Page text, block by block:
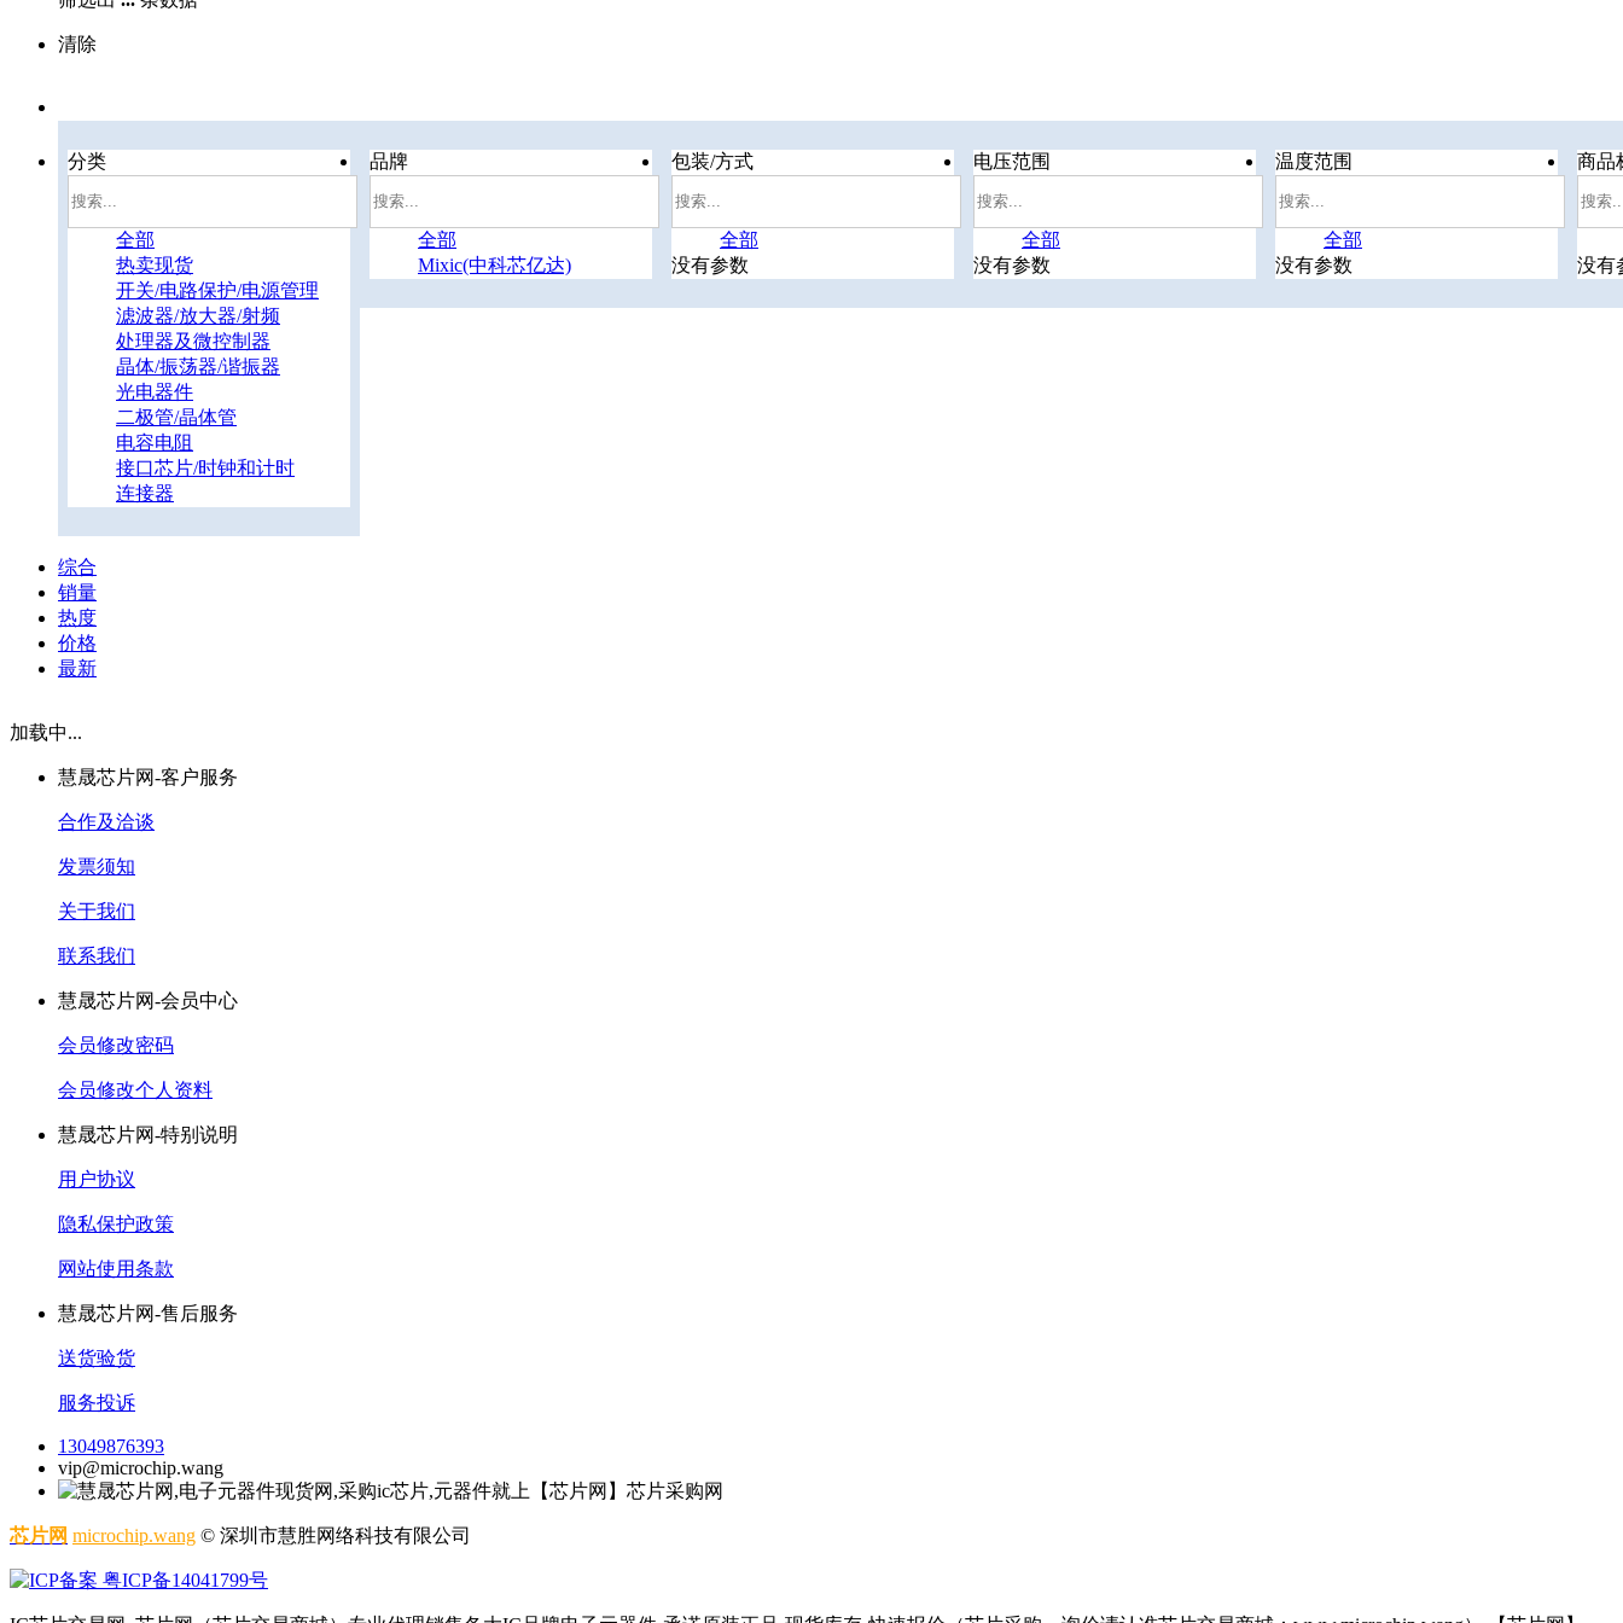
清除
分类
全部
热卖现货
开关/电路保护/电源管理
滤波器/放大器/射频
处理器及微控制器
晶体/振荡器/谐振器
光电器件
二极管/晶体管
电容电阻
接口芯片/时钟和计时
连接器
品牌
全部
Mixic(中科芯亿达)
包装/方式
全部
没有参数
电压范围
全部
没有参数
温度范围
全部
没有参数
商品
没有
综合
销量
热度
价格
最新
加载中...
慧晟芯片网-客户服务
合作及洽谈
发票须知
关于我们
联系我们
慧晟芯片网-会员中心
会员修改密码
会员修改个人资料
慧晟芯片网-特别说明
用户协议
隐私保护政策
网站使用条款
慧晟芯片网-售后服务
送货验货
服务投诉
13049876393
vip@microchip.wang
芯片网 microchip.wang © 深圳市慧胜网络科技有限公司
粤ICP备14041799号